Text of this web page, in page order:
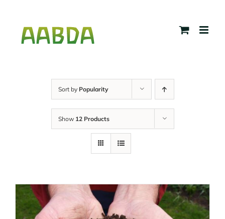
content
Sort by Popularity
Show 12 Products